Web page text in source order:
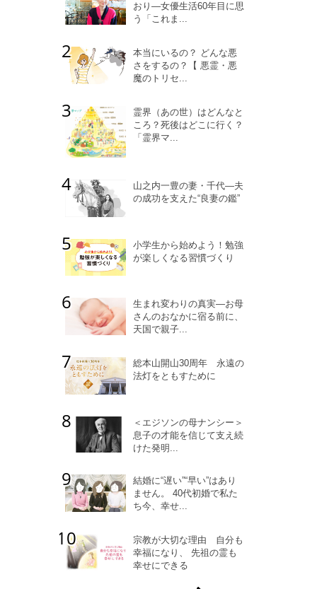
おり―女優生活60年目に思
う「これま...
本当にいるの？ どんな悪
さをするの？【 悪霊・悪
魔のトリセ...
霊界（あの世）はどんなと
ころ？死後はどこに行く？
「霊界マ...
山之内一豊の妻・千代―夫
の成功を支えた“良妻の鑑”
小学生から始めよう！勉強
が楽しくなる習慣づくり
生まれ変わりの真実―お母
さんのおなかに宿る前に、
天国で親子...
総本山開山30周年 永遠の
法灯をともすために
＜エジソンの母ナンシー＞
息子の才能を信じて支え続
けた発明...
結婚に“遅い”“早い”はあり
ません。 40代初婚で私た
ち今、幸せ...
宗教が大切な理由 自分も
幸福になり、 先祖の霊も
幸せにできる